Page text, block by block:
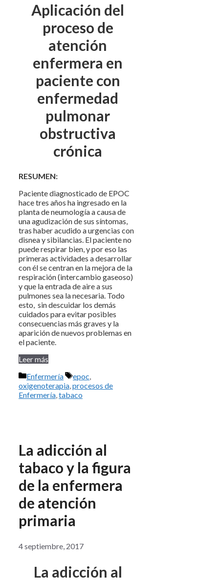
Aplicación del
proceso de
atención
enfermera en
paciente con
enfermedad
pulmonar
obstructiva
crónica
RESUMEN:
Paciente diagnosticado de EPOC
hace tres años ha ingresado en la
planta de neumología a causa de
una agudización de sus síntomas,
tras haber acudido a urgencias con
disnea y sibilancias. El paciente no
puede respirar bien, y por eso las
primeras actividades a desarrollar
con él se centran en la mejora de la
respiración (intercambio gaseoso)
y que la entrada de aire a sus
pulmones sea la necesaria. Todo
esto, sin descuidar los demás
cuidados para evitar posibles
consecuencias más graves y la
aparición de nuevos problemas en
el paciente.
Leer más
Categorías
Enfermería Etiquetas
epoc,
oxigenoterapia,procesos de
Enfermería,tabaco
La adicción al
tabaco y la figura
de la enfermera
de atención
primaria
4 septiembre, 2017
La adicción al